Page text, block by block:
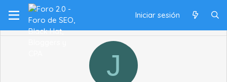
Iniciar sesión
J